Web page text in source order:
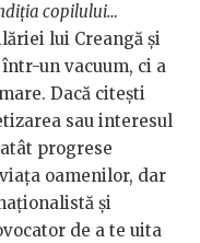
copilului…
lui Creangă și
un vacuum, ci a
Dacă citești
sau interesul
progrese
oamenilor, dar
și
de a te uita